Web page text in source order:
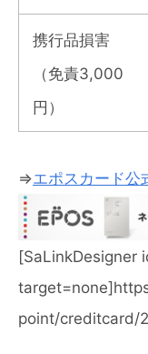
携行品損害
（免責3,000
円）
⇒エポスカード公
[SaLinkDesigner
point/creditcard/